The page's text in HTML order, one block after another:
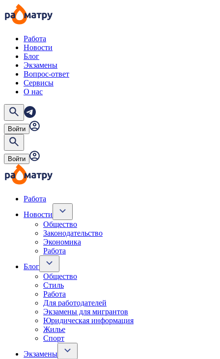
Работа
Новости
Блог
Экзамены
Вопрос-ответ
Сервисы
О нас
Войти
Войти
Работа
Новости
Общество
Законодательство
Экономика
Работа
Блог
Общество
Стиль
Работа
Для работодателей
Экзамены для мигрантов
Юридическая информация
Жилье
Спорт
Экзамены